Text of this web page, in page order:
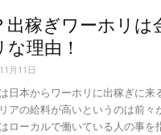
稼ぎワーホリは
理由！
月11日
日本からワーホリに出稼ぎに来
アの給料が高いというのは前々
ローカルで働いている人の事を